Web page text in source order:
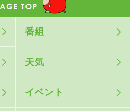
番組
天気
イベント